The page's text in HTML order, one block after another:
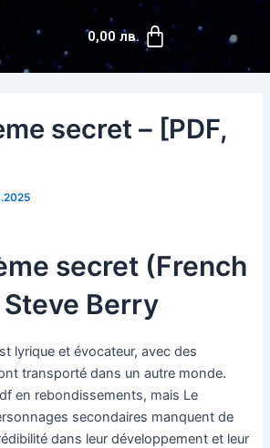
0,00 лв. Cart
secret – [PDF,
secret (French
Berry
lyrique et évocateur, avec des
transporté dans un autre monde.
en rebondissements, mais Le
secondaires manquent de
dans leur développement et leur